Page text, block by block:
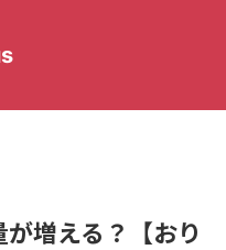
増える？【おり